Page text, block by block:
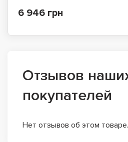
6 946 грн
Отзывов
покупателей
Нет отзывов об этом товаре.